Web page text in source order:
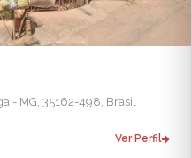
- MG, 35162-498, Brasil
Ver Perfil